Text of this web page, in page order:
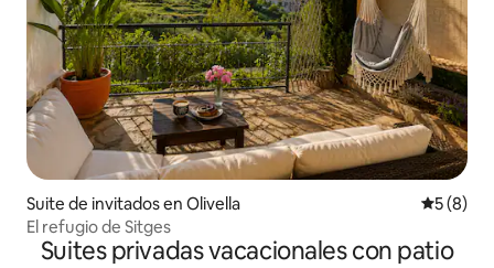
Suite de invitados en Olivella
5 (8)
El refugio de Sitges
Suites privadas vacacionales con patio